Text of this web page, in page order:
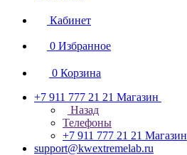
Кабинет
0 Избранное
0 Корзина
+7 911 777 21 21 Магазин
Назад
Телефоны
+7 911 777 21 21 Магазин
support@kwextremelab.ru